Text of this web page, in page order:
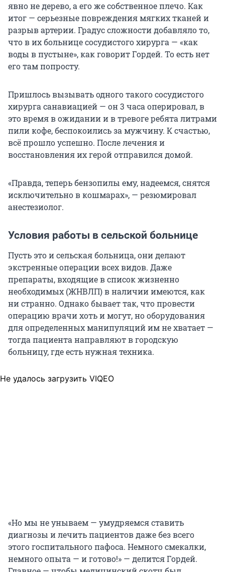
явно не дерево, а его же собственное плечо. Как
итог — серьезные повреждения мягких тканей и
разрыв артерии. Градус сложности добавляло то,
что в их больнице сосудистого хирурга — «как
воды в пустыне», как говорит Гордей. То есть нет
его там попросту.
Пришлось вызывать одного такого сосудистого
хирурга санавиацией — он 3 часа оперировал, в
это время в ожидании и в тревоге ребята литрами
пили кофе, беспокоились за мужчину. К счастью,
всё прошло успешно. После лечения и
восстановления их герой отправился домой.
«Правда, теперь бензопилы ему, надеемся, снятся
исключительно в кошмарах», — резюмировал
анестезиолог.
Условия работы в сельской больнице
Пусть это и сельская больница, они делают
экстренные операции всех видов. Даже
препараты, входящие в список жизненно
необходимых (ЖНВЛП) в наличии имеются, как
ни странно. Однако бывает так, что провести
операцию врачи хоть и могут, но оборудования
для определенных манипуляций им не хватает —
тогда пациента направляют в городскую
больницу, где есть нужная техника.
Не удалось загрузить VIQEO
«Но мы не унываем — умудряемся ставить
диагнозы и лечить пациентов даже без всего
этого госпитального пафоса. Немного смекалки,
немного опыта — и готово!» — делится Гордей.